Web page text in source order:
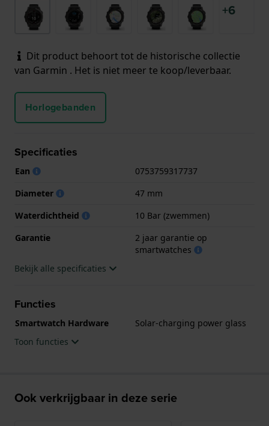
+6
Dit product behoort tot de historische collectie
van Garmin . Het is niet meer te koop/leverbaar.
Horlogebanden
Specificaties
Ean
0753759317737
Diameter
47 mm
Waterdichtheid
10 Bar (zwemmen)
Garantie
2 jaar garantie op
smartwatches
Bekijk alle specificaties
Functies
Smartwatch Hardware
Solar-charging power glass
Toon functies
Ook verkrijgbaar in deze serie